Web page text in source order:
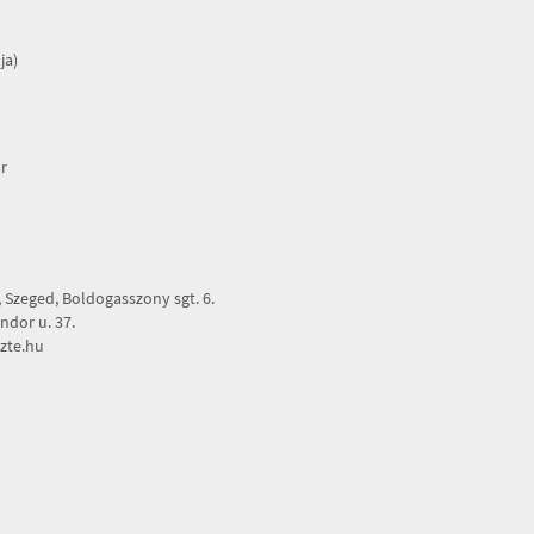
Boldogasszony sgt. 6.
u. 37.